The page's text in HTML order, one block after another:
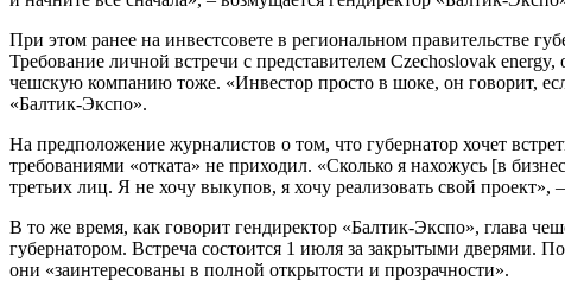
При этом ранее на инвестсовете в региональном правительстве
Требование личной встречи с представителем Czechoslovak
чешскую компанию тоже. «Инвестор просто в шоке, он говорит,
«Балтик-Экспо».
На предположение журналистов о том, что губернатор хочет
требованиями «отката» не приходил. «Сколько я нахожусь [в
третьих лиц. Я не хочу выкупов, я хочу реализовать свой проект»,
В то же время, как говорит гендиректор «Балтик-Экспо», глава
губернатором. Встреча состоится 1 июля за закрытыми дверями.
они «заинтересованы в полной открытости и прозрачности».